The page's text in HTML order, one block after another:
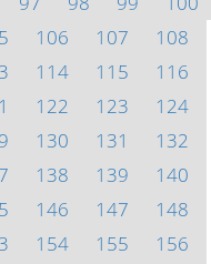
106 107
108
114 115
116
122 123
124
130 131
132
138 139
140
146 147
148
154 155
156